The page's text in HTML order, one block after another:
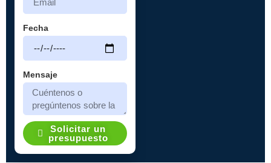
Fecha
Mensaje
Solicitar un
presupuesto